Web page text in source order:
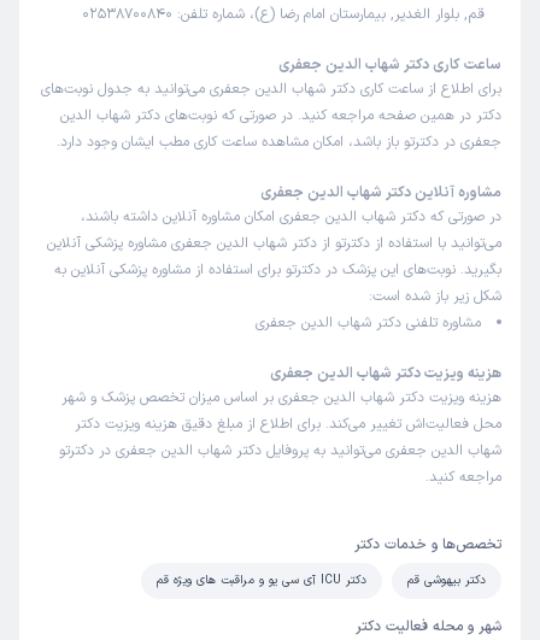
قم, بلوار الغدیر, بیمارستان امام رضا (ع)، شماره تلفن: 02538700840
ساعت کاری دکتر شهاب الدین جعفری
برای اطلاع از ساعت کاری دکتر شهاب الدین جعفری می‌توانید به جدول نوبت‌های
دکتر در همین صفحه مراجعه کنید. در صورتی که نوبت‌های دکتر شهاب الدین
جعفری در دکترتو باز باشد، امکان مشاهده ساعت کاری مطب ایشان وجود دارد.
مشاوره آنلاین دکتر شهاب الدین جعفری
در صورتی که دکتر شهاب الدین جعفری امکان مشاوره آنلاین داشته باشند،
می‌توانید با استفاده از دکترتو از دکتر شهاب الدین جعفری مشاوره پزشکی آنلاین
بگیرید. نوبت‌های این پزشک در دکترتو برای استفاده از مشاوره پزشکی آنلاین به
شکل زیر باز شده است:
مشاوره تلفنی دکتر شهاب الدین جعفری
هزینه ویزیت دکتر شهاب الدین جعفری
هزینه ویزیت دکتر شهاب الدین جعفری بر اساس میزان تخصص پزشک و شهر
محل فعالیت‌اش تغییر می‌کند. برای اطلاع از مبلغ دقیق هزینه ویزیت دکتر
شهاب الدین جعفری می‌توانید به پروفایل دکتر شهاب الدین جعفری در دکترتو
مراجعه کنید.
تخصص‌ها و خدمات دکتر
دکتر بیهوشی قم دکتر ICU آی سی یو و مراقبت های ویژه قم
شهر و محله فعالیت دکتر